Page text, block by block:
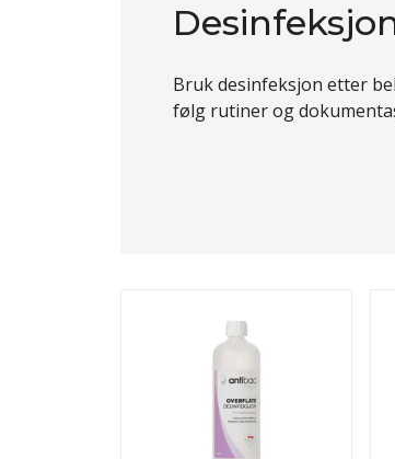
Bruk desinfeksjon etter
følg rutiner og